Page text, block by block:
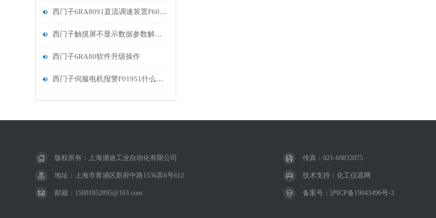
西门子6RA8091直流调速装置F60010报警处理
西门子触摸屏不显示数据参数解决方法
西门子6RA80软件升级操作
西门子伺服电机报警F01951什么原因
版权所有：上海涌迪工业自动化有限公司 传真：021-69833975
地址：上海市青浦区新府中路1536弄6号612 技术支持： 化工仪器网
邮箱：15801852895@163.com 备案号： 沪ICP备19043496号-3